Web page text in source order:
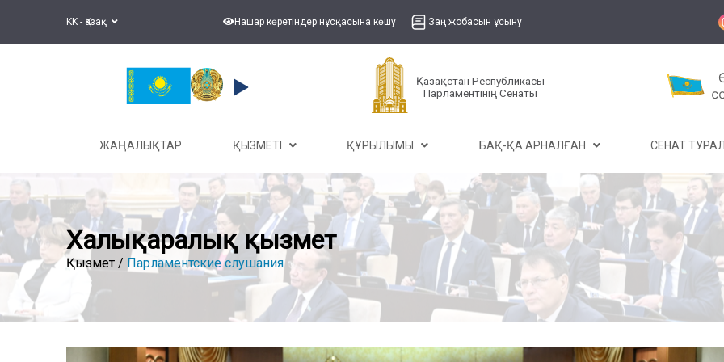
KK - Қазақ Нашар көретіндер нұсқасына көшу Заң жобасын ұсыну
Қазақстан Республикасы
Парламентінің Сенаты
ЖАҢАЛЫҚТАР ҚЫЗМЕТІ ҚҰРЫЛЫМЫ БАҚ-ҚА АРНАЛҒАН СЕНАТ
Халықаралық қызмет
Қызмет / Парламентские слушания